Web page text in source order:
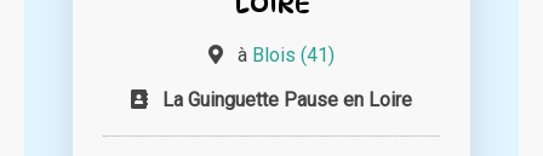
à Blois (41)
La Guinguette Pause en Loire